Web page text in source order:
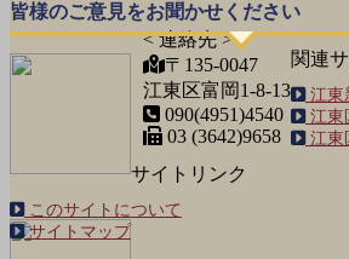
皆様のご意見をお聞かせください
< 連絡先 >
〒135-0047
江東区富岡1-8-13
090(4951)4540
03 (3642)9658
関連
江東
江東
江東
サイトリンク
このサイトについて
サイトマップ